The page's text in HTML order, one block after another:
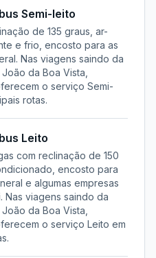
Semi-leito
de 135 graus, ar-
e frio, encosto para as
Nas viagens saindo da
da Boa Vista
o serviço Semi-
rotas.
Leito
com reclinação de 150
encosto para
e algumas empresas
Nas viagens saindo da
da Boa Vista
o serviço Leito em